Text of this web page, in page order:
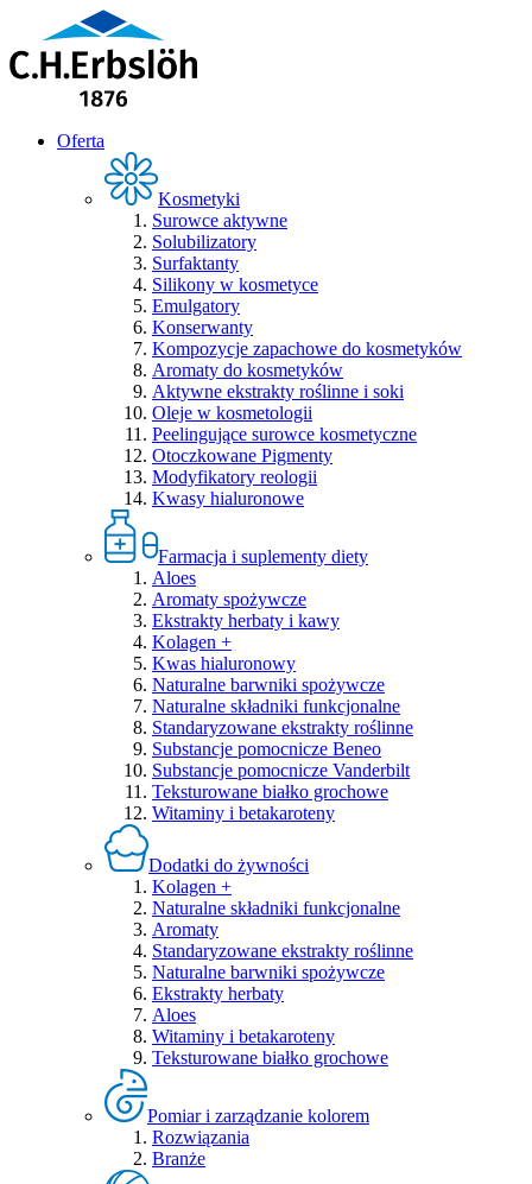
Oferta
Kosmetyki
Surowce aktywne
Solubilizatory
Surfaktanty
Silikony w kosmetyce
Emulgatory
Konserwanty
Kompozycje zapachowe do kosmetyków
Aromaty do kosmetyków
Aktywne ekstrakty roślinne i soki
Oleje w kosmetologii
Peelingujące surowce kosmetyczne
Otoczkowane Pigmenty
Modyfikatory reologii
Kwasy hialuronowe
Farmacja i suplementy diety
Aloes
Aromaty spożywcze
Ekstrakty herbaty i kawy
Kolagen +
Kwas hialuronowy
Naturalne barwniki spożywcze
Naturalne składniki funkcjonalne
Standaryzowane ekstrakty roślinne
Substancje pomocnicze Beneo
Substancje pomocnicze Vanderbilt
Teksturowane białko grochowe
Witaminy i betakaroteny
Dodatki do żywności
Kolagen +
Naturalne składniki funkcjonalne
Aromaty
Standaryzowane ekstrakty roślinne
Naturalne barwniki spożywcze
Ekstrakty herbaty
Aloes
Witaminy i betakaroteny
Teksturowane białko grochowe
Pomiar i zarządzanie kolorem
Rozwiązania
Branże